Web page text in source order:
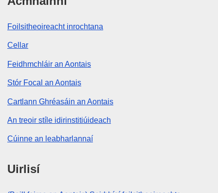
Foilsitheoireacht inrochtana
Cellar
Feidhmchláir an Aontais
Stór Focal an Aontais
Cartlann Ghréasáin an Aontais
An treoir stíle idirinstitiúideach
Cúinne an leabharlannaí
Uirlisí